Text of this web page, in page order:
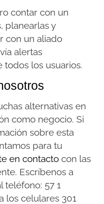
contar con un
planearlas y
con un aliado
alertas
todos los usuarios.
alternativas en
como negocio. Si
sobre esta
para tu
en contacto con las
Escríbenos a
teléfono: 57 1
los celulares 301